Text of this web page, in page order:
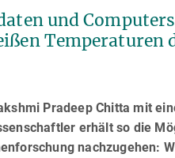
und
Temperaturen
Pradeep Chitta mit
erhält so die
nachzugehen: